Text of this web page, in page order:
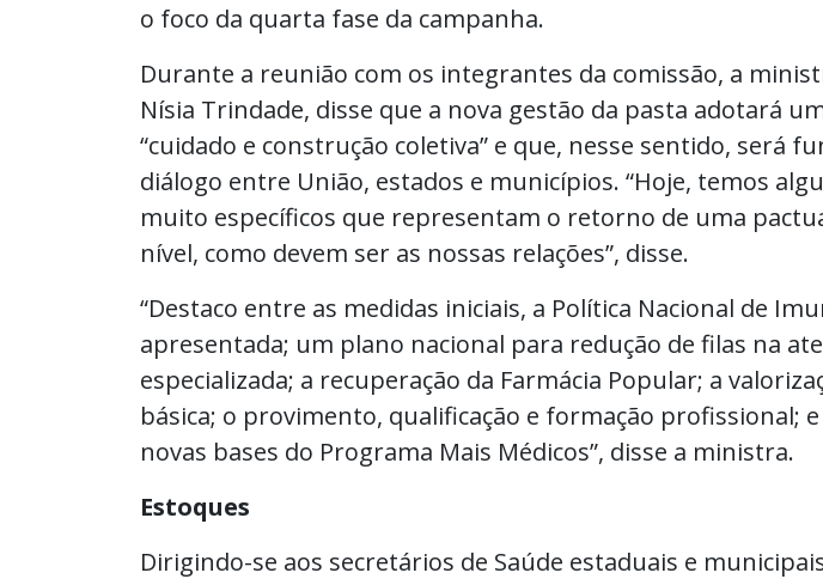
o foco da quarta fase da campanha.
Durante a reunião com os integrantes da comissão, a
Nísia Trindade, disse que a nova gestão da pasta adotará
“cuidado e construção coletiva” e que, nesse sentido, será
diálogo entre União, estados e municípios. “Hoje, temos
muito específicos que representam o retorno de uma
nível, como devem ser as nossas relações”, disse.
“Destaco entre as medidas iniciais, a Política Nacional de
apresentada; um plano nacional para redução de filas na
especializada; a recuperação da Farmácia Popular; a
básica; o provimento, qualificação e formação profissional;
novas bases do Programa Mais Médicos”, disse a ministra.
Estoques
Dirigindo-se aos secretários de Saúde estaduais e